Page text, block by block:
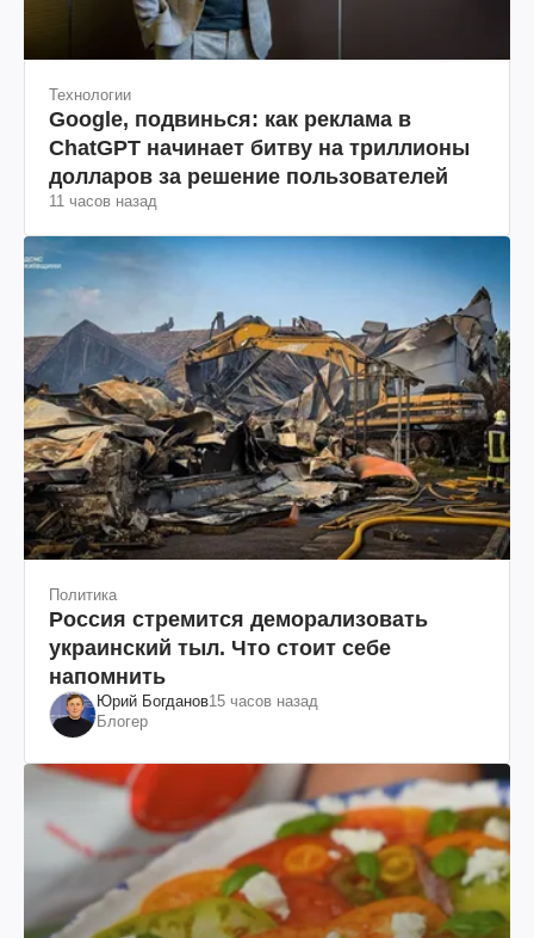
Технологии
Google, подвинься: как реклама в
ChatGPT начинает битву на триллионы
долларов за решение пользователей
11 часов назад
Политика
Россия стремится деморализовать
украинский тыл. Что стоит себе
напомнить
Юрий Богданов15 часов назад
Блогер